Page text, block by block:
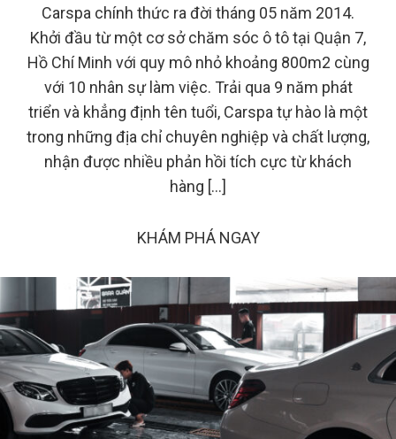
Carspa chính thức ra đời tháng 05 năm 2014.
Khởi đầu từ một cơ sở chăm sóc ô tô tại Quận 7,
Hồ Chí Minh với quy mô nhỏ khoảng 800m2 cùng
với 10 nhân sự làm việc. Trải qua 9 năm phát
triển và khẳng định tên tuổi, Carspa tự hào là một
trong những địa chỉ chuyên nghiệp và chất lượng,
nhận được nhiều phản hồi tích cực từ khách
hàng […]
KHÁM PHÁ NGAY